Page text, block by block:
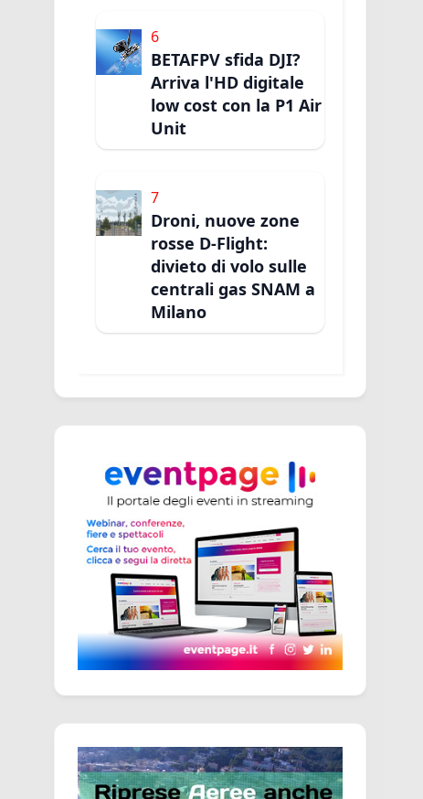
6
BETAFPV sfida DJI?
Arriva l'HD digitale
low cost con la P1 Air
Unit
7
Droni, nuove zone
rosse D-Flight:
divieto di volo sulle
centrali gas SNAM a
Milano